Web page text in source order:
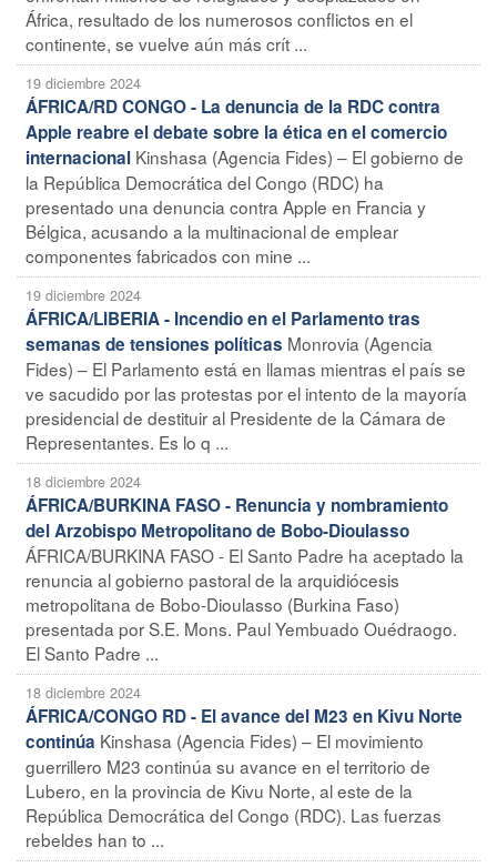
África, resultado de los numerosos conflictos en el
continente, se vuelve aún más crít ...
19 diciembre 2024
ÁFRICA/RD CONGO - La denuncia de la RDC contra
Apple reabre el debate sobre la ética en el comercio
internacional Kinshasa (Agencia Fides) – El gobierno de
la República Democrática del Congo (RDC) ha
presentado una denuncia contra Apple en Francia y
Bélgica, acusando a la multinacional de emplear
componentes fabricados con mine ...
19 diciembre 2024
ÁFRICA/LIBERIA - Incendio en el Parlamento tras
semanas de tensiones políticas Monrovia (Agencia
Fides) – El Parlamento está en llamas mientras el país se
ve sacudido por las protestas por el intento de la mayoría
presidencial de destituir al Presidente de la Cámara de
Representantes. Es lo q ...
18 diciembre 2024
ÁFRICA/BURKINA FASO - Renuncia y nombramiento
del Arzobispo Metropolitano de Bobo-Dioulasso
ÁFRICA/BURKINA FASO - El Santo Padre ha aceptado la
renuncia al gobierno pastoral de la arquidiócesis
metropolitana de Bobo-Dioulasso (Burkina Faso)
presentada por S.E. Mons. Paul Yembuado Ouédraogo.
El Santo Padre ...
18 diciembre 2024
ÁFRICA/CONGO RD - El avance del M23 en Kivu Norte
continúa Kinshasa (Agencia Fides) – El movimiento
guerrillero M23 continúa su avance en el territorio de
Lubero, en la provincia de Kivu Norte, al este de la
República Democrática del Congo (RDC). Las fuerzas
rebeldes han to ...